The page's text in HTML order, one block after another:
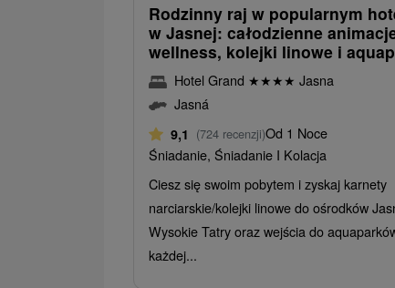
Rodzinny raj w popularnym
w Jasnej: całodzienne
wellness, kolejki linowe i
Hotel Grand ★★★★ Jasna
Jasná
9,1 (724 recenzji)Od 1 Noce
Śniadanie, Śniadanie I Kolacja
Ciesz się swoim pobytem i zyskaj karnety
narciarskie/kolejki linowe do ośrodków
Wysokie Tatry oraz wejścia do
każdej...